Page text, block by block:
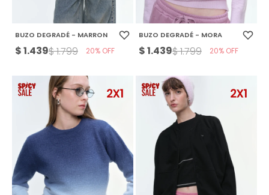
BUZO DEGRADÉ - MARRON
$1.439$1.799 20
BUZO DEGRADÉ - MORA
$1.439$1.799 20